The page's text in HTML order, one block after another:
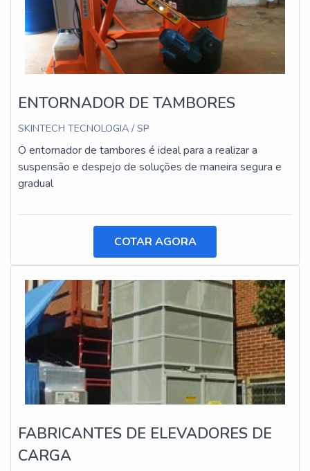
ENTORNADOR DE TAMBORES
SKINTECH TECNOLOGIA / SP
O entornador de tambores é ideal para a realizar a
suspensão e despejo de soluções de maneira segura e
gradual
COTAR AGORA
FABRICANTES DE ELEVADORES DE
CARGA